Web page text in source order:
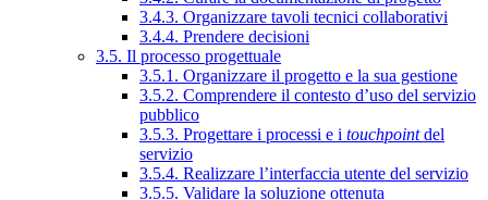
3.4.3. Organizzare tavoli tecnici collaborativi
3.4.4. Prendere decisioni
3.5. Il processo progettuale
3.5.1. Organizzare il progetto e la sua gestione
3.5.2. Comprendere il contesto d’uso del servizio
pubblico
3.5.3. Progettare i processi e i touchpointdel
servizio
3.5.4. Realizzare l’interfaccia utente del servizio
3.5.5. Validare la soluzione ottenuta